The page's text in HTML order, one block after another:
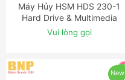
ĐẶT NGAY
Máy Hủy HSM HDS 230-1
Hard Drive & Multimedia
Shredder
Vui lòng gọi
New